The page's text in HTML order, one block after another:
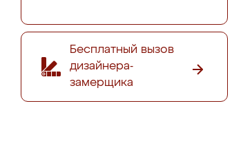
Бесплатный вызов
дизайнера-
замерщика